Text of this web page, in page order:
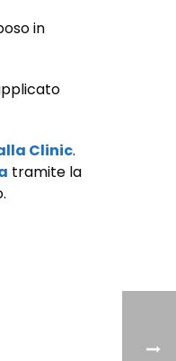
in
Clinic.
tramite la